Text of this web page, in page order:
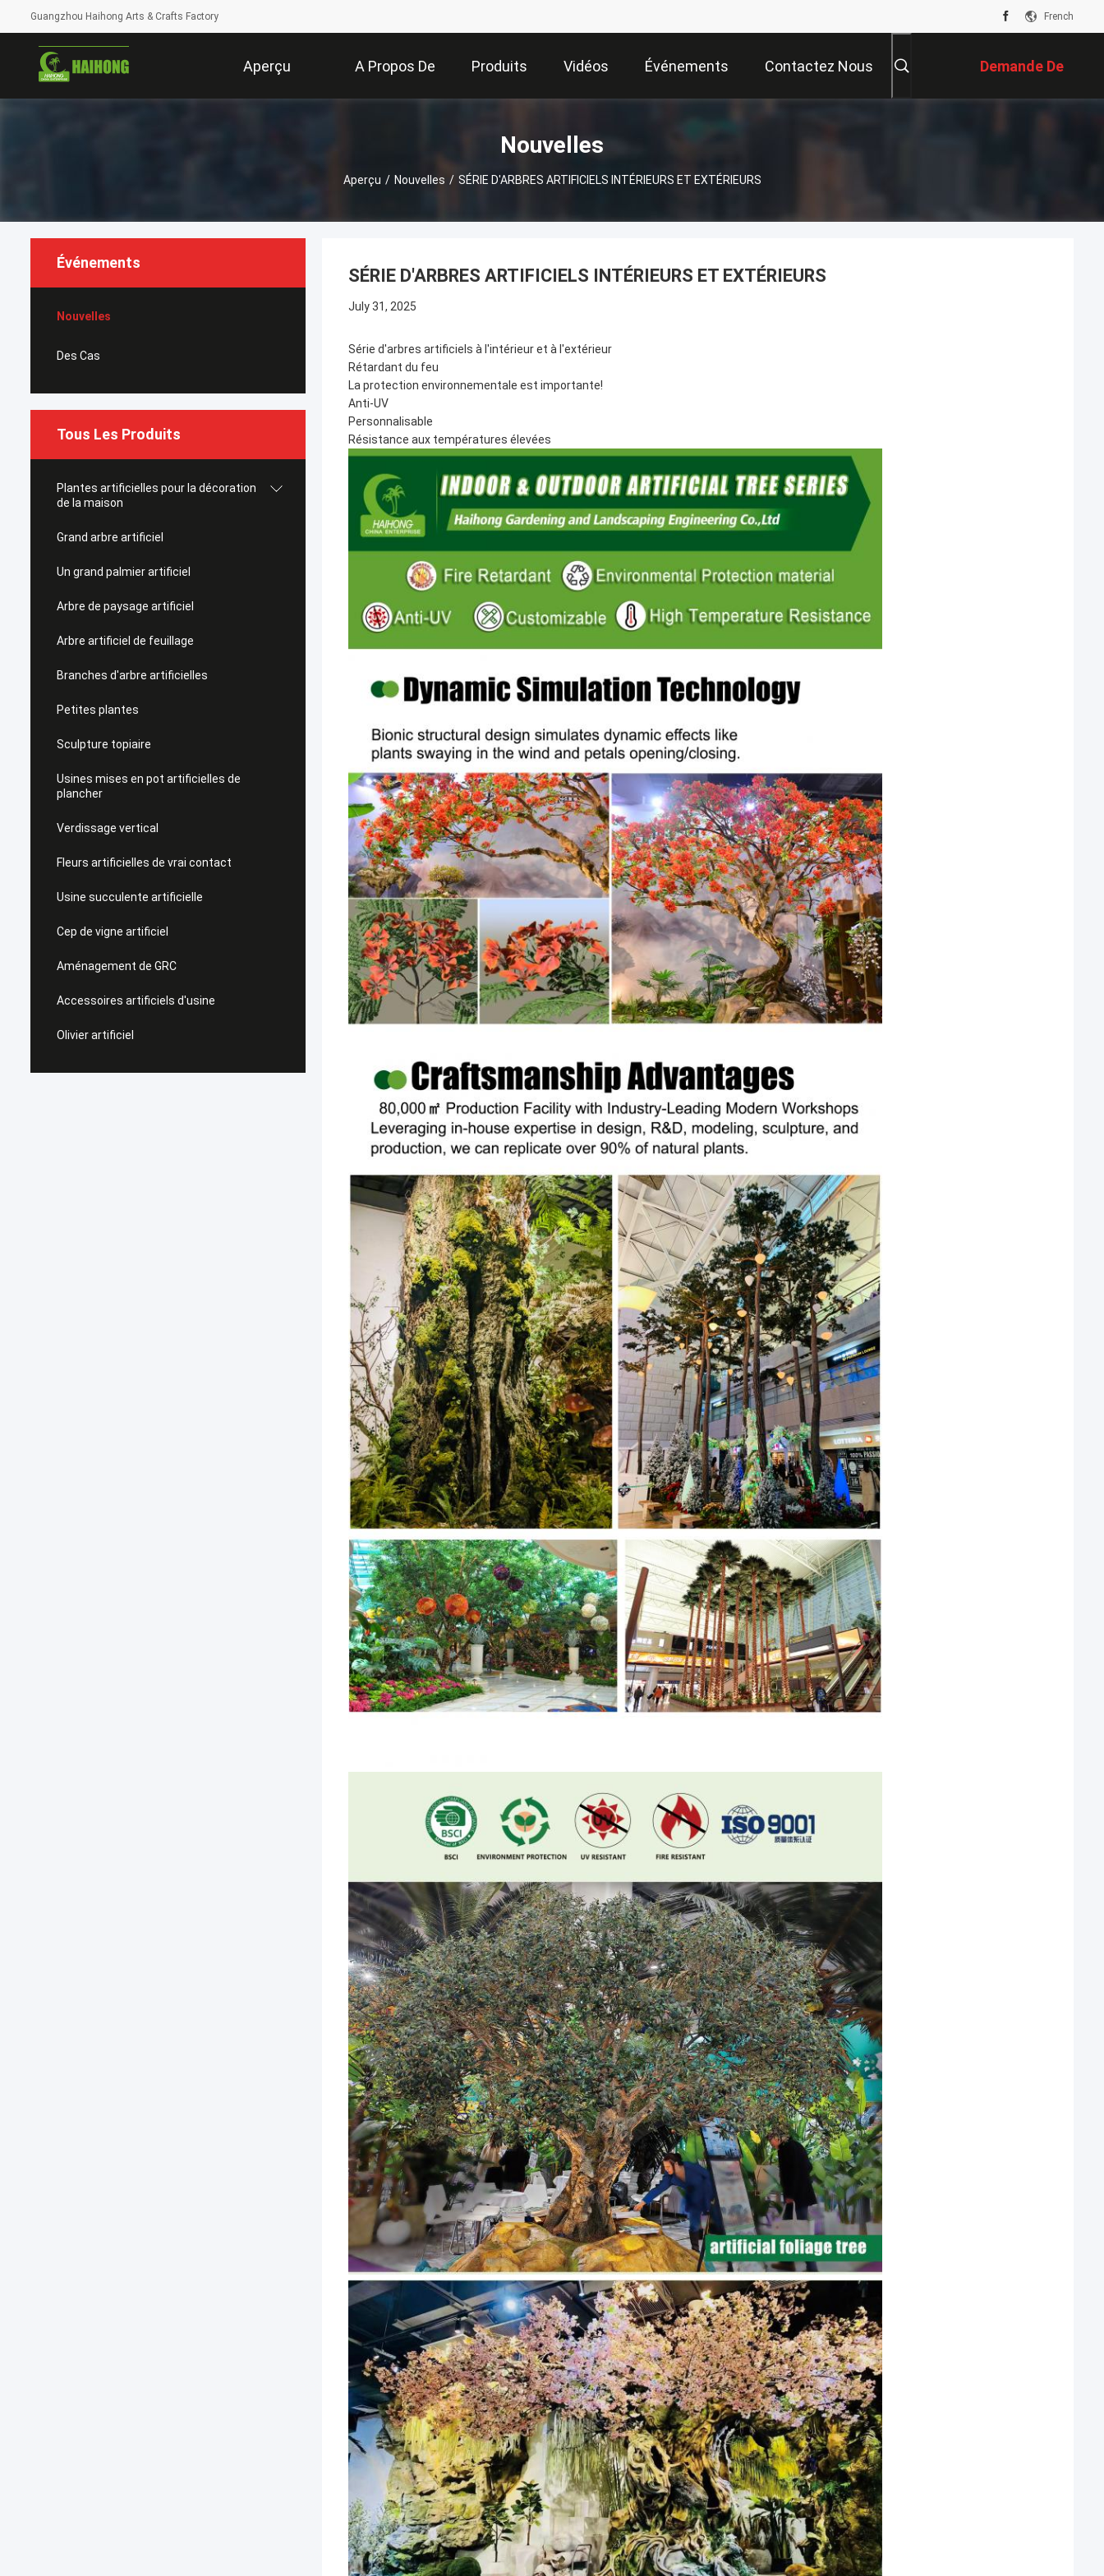
Guangzhou Haihong Arts & Crafts Factory French
Aperçu A Propos De Produits Vidéos Événements Contactez Nous Demande De
Soumission
Nouvelles
Aperçu / Nouvelles / SÉRIE D'ARBRES ARTIFICIELS INTÉRIEURS ET EXTÉRIEURS
Événements
Nouvelles
Des Cas
Tous Les Produits
Plantes artificielles pour la décoration
de la maison
Grand arbre artificiel
Un grand palmier artificiel
Arbre de paysage artificiel
Arbre artificiel de feuillage
Branches d'arbre artificielles
Petites plantes
Sculpture topiaire
Usines mises en pot artificielles de
plancher
Verdissage vertical
Fleurs artificielles de vrai contact
Usine succulente artificielle
Cep de vigne artificiel
Aménagement de GRC
Accessoires artificiels d'usine
Olivier artificiel
SÉRIE D'ARBRES ARTIFICIELS INTÉRIEURS ET EXTÉRIEURS
July 31, 2025
Série d'arbres artificiels à l'intérieur et à l'extérieur
Rétardant du feu
La protection environnementale est importante!
Anti-UV
Personnalisable
Résistance aux températures élevées